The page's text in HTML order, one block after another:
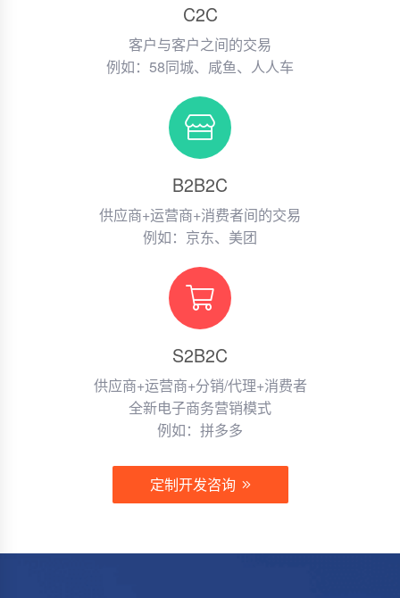
C2C
客户与客户之间的交易
例如：58同城、咸鱼、人人车
B2B2C
供应商+运营商+消费者间的交易
例如：京东、美团
S2B2C
供应商+运营商+分销/代理+消费者
全新电子商务营销模式
例如：拼多多
定制开发咨询